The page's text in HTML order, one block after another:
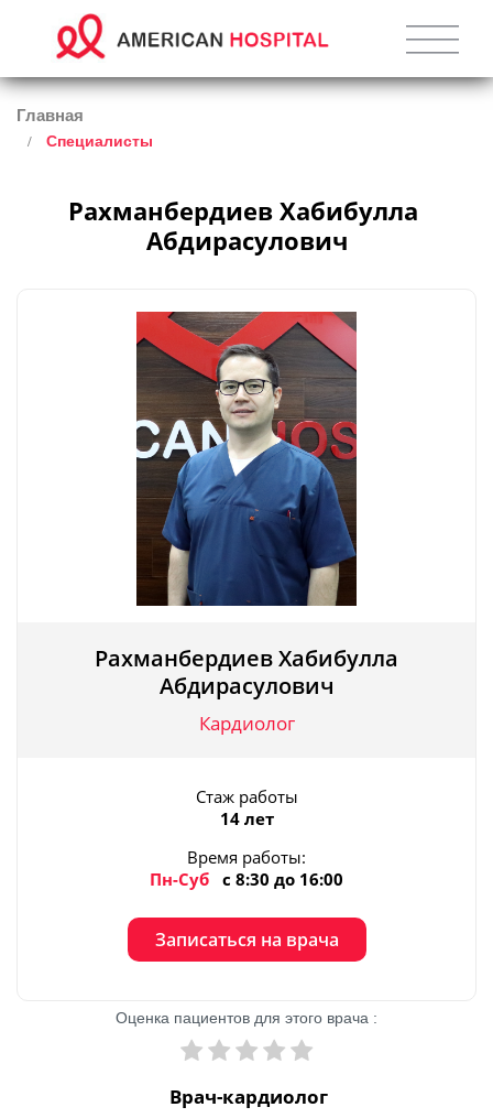
Главная
Специалисты
Рахманбердиев Хабибулла
Абдирасулович
Рахманбердиев Хабибулла
Абдирасулович
Кардиолог
Стаж работы
14 лет
Время работы:
Пн-Суб с 8:30 до 16:00
Записаться на врача
Оценка пациентов для этого врача :
Врач-кардиолог